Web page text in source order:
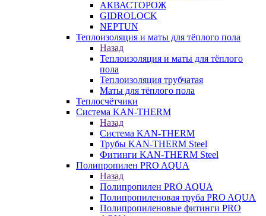
АКВАСТОРОЖ
GIDROLOCK
NEPTUN
Теплоизоляция и маты для тёплого пола
Назад
Теплоизоляция и маты для тёплого
пола
Теплоизоляция трубчатая
Маты для тёплого пола
Теплосчётчики
Система KAN-THERM
Назад
Система KAN-THERM
Трубы KAN-THERM Steel
Фитинги KAN-THERM Steel
Полипропилен PRO AQUA
Назад
Полипропилен PRO AQUA
Полипропиленовая труба PRO AQUA
Полипропиленовые фитинги PRO